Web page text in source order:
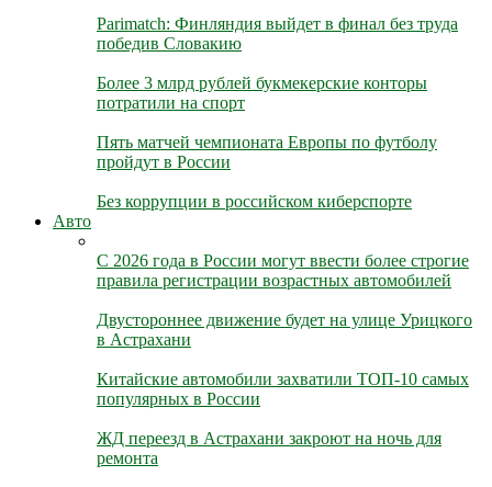
Parimatch: Финляндия выйдет в финал без труда
победив Словакию
Более 3 млрд рублей букмекерские конторы
потратили на спорт
Пять матчей чемпионата Европы по футболу
пройдут в России
Без коррупции в российском киберспорте
Авто
С 2026 года в России могут ввести более строгие
правила регистрации возрастных автомобилей
Двустороннее движение будет на улице Урицкого
в Астрахани
Китайские автомобили захватили ТОП-10 самых
популярных в России
ЖД переезд в Астрахани закроют на ночь для
ремонта